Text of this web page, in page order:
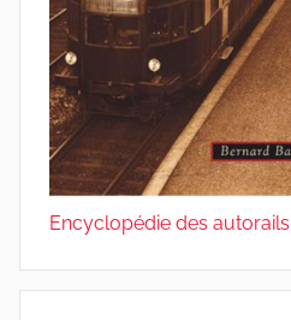
Encyclopédie des autorails